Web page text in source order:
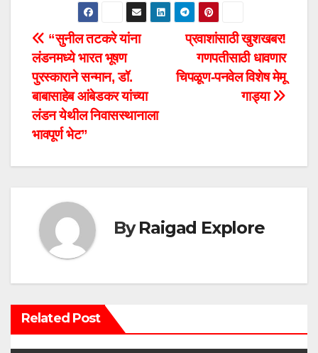
P
o
s
t
n
v
g
a
t
प्रवाशांसाठी खुशखबर!
गणपतीसाठी धावणार
चिपळूण-पनवेल विशेष मेमू
गाड्या
“सुनील तटकरे यांना
लंडनमध्ये भारत भूषण
पुरस्काराने सन्मान, डॉ.
बाबासाहेब आंबेडकर यांच्या
लंडन येथील निवासस्थानाला
भावपूर्ण भेट”
ByRaigad Explore
Related Post